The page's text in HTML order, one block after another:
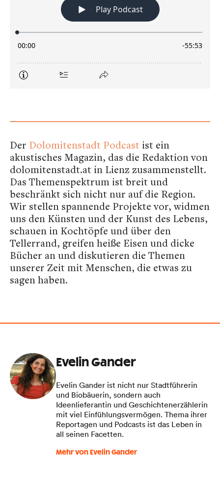
Der Dolomitenstadt Podcast ist ein
akustisches Magazin, das die Redaktion von
dolomitenstadt.at in Lienz zusammenstellt.
Das Themenspektrum ist breit und
beschränkt sich nicht nur auf die Region.
Wir stellen spannende Projekte vor, widmen
uns den Künsten und der Kunst des Lebens,
schauen in Kochtöpfe und über den
Tellerrand, greifen heiße Eisen und dicke
Bücher an und diskutieren die Themen
unserer Zeit mit Menschen, die etwas zu
sagen haben.
Evelin Gander
Evelin Gander ist nicht nur Stadtführerin
und Biobäuerin, sondern auch
Ideenlieferantin und Geschichtenerzählerin
mit viel Einfühlungsvermögen. Thema ihrer
Reportagen und Podcasts ist das Leben in
all seinen Facetten.
Mehr von Evelin Gander